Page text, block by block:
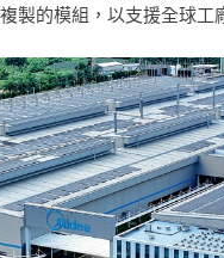
製的模組，以支援全球工